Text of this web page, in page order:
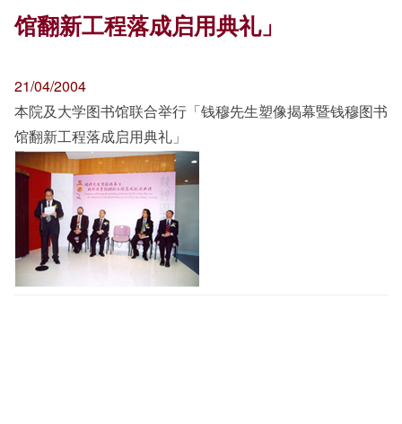
馆翻新工程落成启用典礼」
21/04/2004
本院及大学图书馆联合举行「钱穆先生塑像揭幕暨钱穆图书
馆翻新工程落成启用典礼」